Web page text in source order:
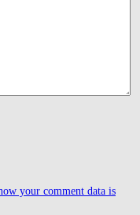
your comment data is